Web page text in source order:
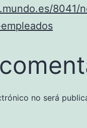
8041/
no será